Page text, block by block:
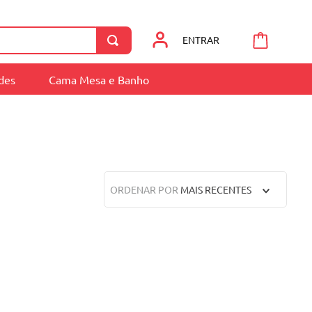
ENTRAR
Cama Mesa e Banho
ORDENAR POR MAIS RECENTES